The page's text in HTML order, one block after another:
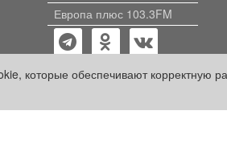
которые обеспечивают корректную
Европа плюс 103.3FM